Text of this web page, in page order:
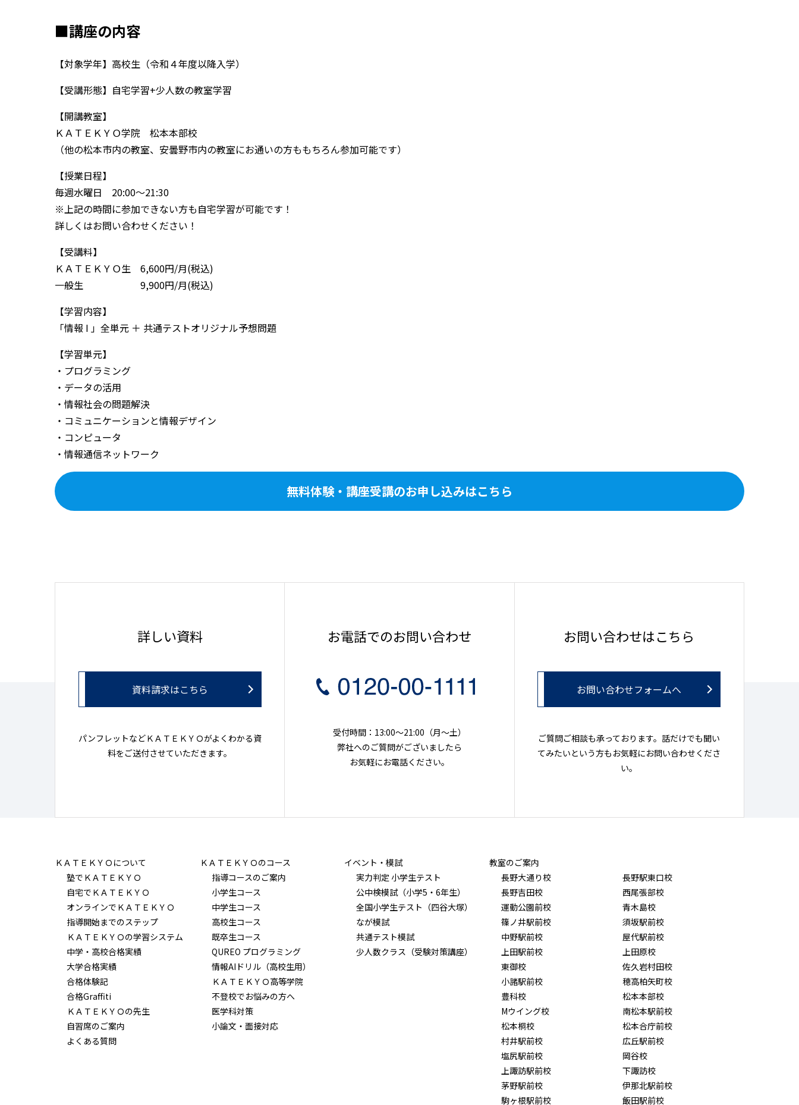
■講座の内容
【対象学年】高校生（令和４年度以降入学）
【受講形態】自宅学習+少人数の教室学習
【開講教室】
ＫＡＴＥＫＹＯ学院 松本本部校
（他の松本市内の教室、安曇野市内の教室にお通いの方ももちろん参加可能です）
【授業日程】
毎週水曜日 20:00～21:30
※上記の時間に参加できない方も自宅学習が可能です！
詳しくはお問い合わせください！
【受講料】
ＫＡＴＥＫＹＯ生 6,600円/月(税込)
一般生 9,900円/月(税込)
【学習内容】
「情報 I 」全単元 ＋ 共通テストオリジナル予想問題
【学習単元】
・プログラミング
・データの活用
・情報社会の問題解決
・コミュニケーションと情報デザイン
・コンピュータ
・情報通信ネットワーク
無料体験・講座受講のお申し込みはこちら
詳しい資料
資料請求はこちら
パンフレットなどＫＡＴＥＫＹＯがよくわかる資
料をご送付させていただきます。
お電話でのお問い合わせ
受付時間：13:00～21:00（月〜土）
弊社へのご質問がございましたら
お気軽にお電話ください。
お問い合わせはこちら
お問い合わせフォームへ
ご質問ご相談も承っております。話だけでも聞い
てみたいという方もお気軽にお問い合わせくださ
い。
ＫＡＴＥＫＹＯについて
塾でＫＡＴＥＫＹＯ
自宅でＫＡＴＥＫＹＯ
オンラインでＫＡＴＥＫＹＯ
指導開始までのステップ
ＫＡＴＥＫＹＯの学習システム
中学・高校合格実績
大学合格実績
合格体験記
合格Graffiti
ＫＡＴＥＫＹＯの先生
自習席のご案内
よくある質問
ＫＡＴＥＫＹＯのコース
指導コースのご案内
小学生コース
中学生コース
高校生コース
既卒生コース
QUREO プログラミング
情報AIドリル（高校生用）
ＫＡＴＥＫＹＯ高等学院
不登校でお悩みの方へ
医学科対策
小論文・面接対応
イベント・模試
実力判定 小学生テスト
公中検模試（小学5・6年生）
全国小学生テスト（四谷大塚）
なが模試
共通テスト模試
少人数クラス（受験対策講座）
教室のご案内
長野大通り校
長野駅東口校
長野吉田校
西尾張部校
運動公園前校
青木島校
篠ノ井駅前校
須坂駅前校
中野駅前校
屋代駅前校
上田駅前校
上田原校
東御校
佐久岩村田校
小諸駅前校
穂高柏矢町校
豊科校
松本本部校
Mウイング校
南松本駅前校
松本桐校
松本合庁前校
村井駅前校
広丘駅前校
塩尻駅前校
岡谷校
上諏訪駅前校
下諏訪校
茅野駅前校
伊那北駅前校
駒ヶ根駅前校
飯田駅前校